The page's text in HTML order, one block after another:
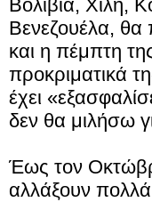
Βολιβία, Χιλή,
Βενεζουέλα, θα
και η πέμπτη
προκριματικά
έχει
δεν θα μιλήσω
Έως τον
αλλάξουν